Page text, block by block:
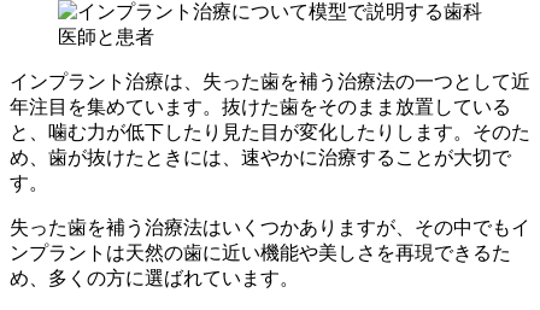
インプラント治療は、失った歯を補う治療法の一つとして近
年注目を集めています。抜けた歯をそのまま放置している
と、噛む力が低下したり見た目が変化したりします。そのた
め、歯が抜けたときには、速やかに治療することが大切で
す。
失った歯を補う治療法はいくつかありますが、その中でもイ
ンプラントは天然の歯に近い機能や美しさを再現できるた
め、多くの方に選ばれています。